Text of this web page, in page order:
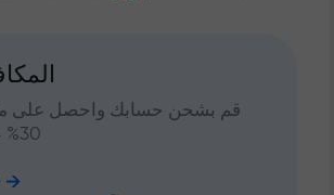
30%
قم بشحن حسابك واحصل على
30% على التداول